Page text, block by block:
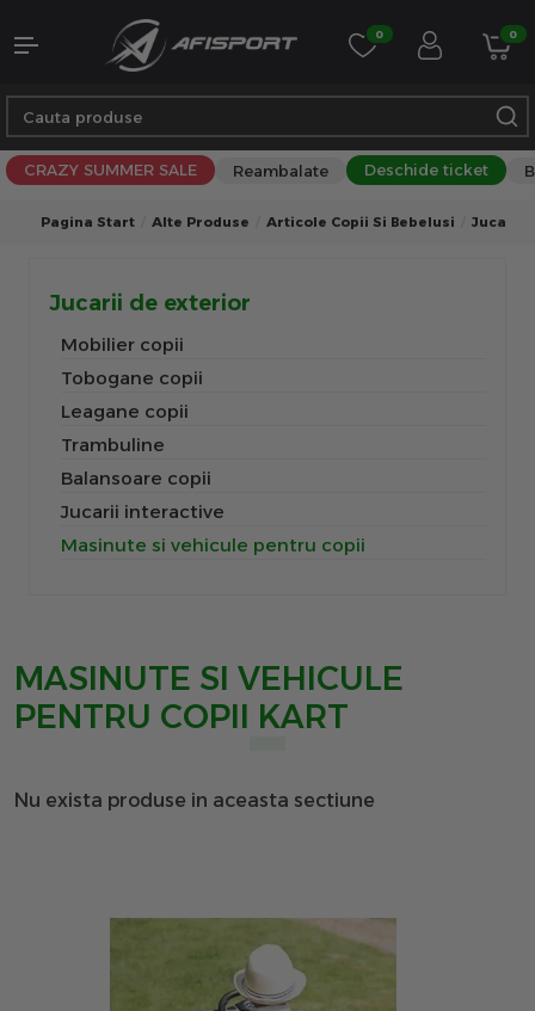
0 0
CRAZY SUMMER SALE Reambalate Deschide ticket
Pagina Start Alte Produse Articole Copii Si Bebelusi Jucarii
Jucarii de exterior
Mobilier copii
Tobogane copii
Leagane copii
Trambuline
Balansoare copii
Jucarii interactive
Masinute si vehicule pentru copii
MASINUTE SI VEHICULE
PENTRU COPII KART
Nu exista produse in aceasta sectiune